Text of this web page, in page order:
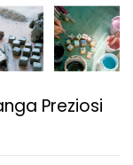
Preziosi